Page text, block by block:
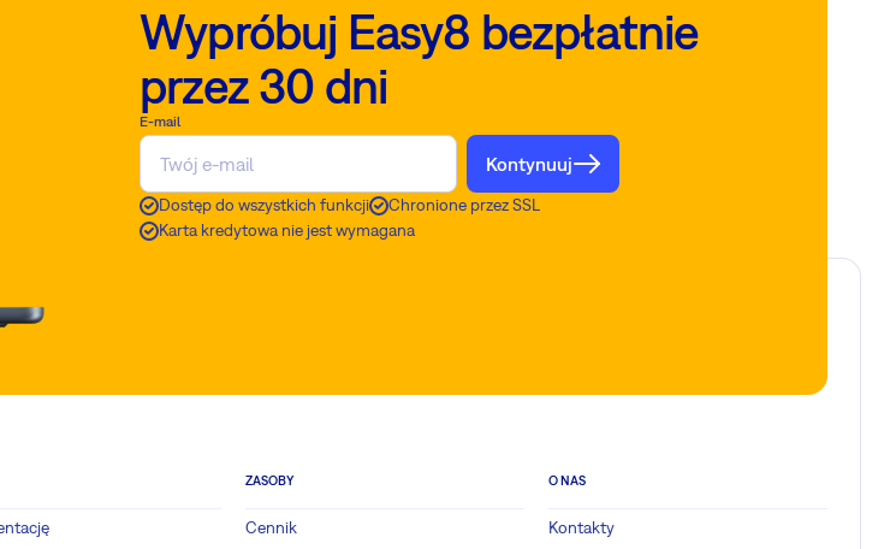
Wypróbuj Easy8 bezpłatnie
przez 30 dni
E-mail
Kontynuuj
Dostęp do wszystkich funkcji
Chronione przez SSL
Karta kredytowa nie jest wymagana
ZASOBY
Cennik
O NAS
Kontakty